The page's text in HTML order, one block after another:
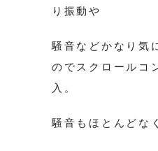
り振動や
騒音などかなり気
のでスクロールコ
入。
騒音もほとんどな